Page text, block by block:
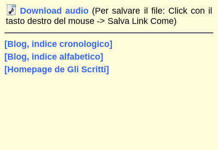
Download audio (Per salvare il file: Click con il
tasto destro del mouse -> Salva Link Come)
[Blog, indice cronologico]
[Blog, indice alfabetico]
[Homepage de Gli Scritti]